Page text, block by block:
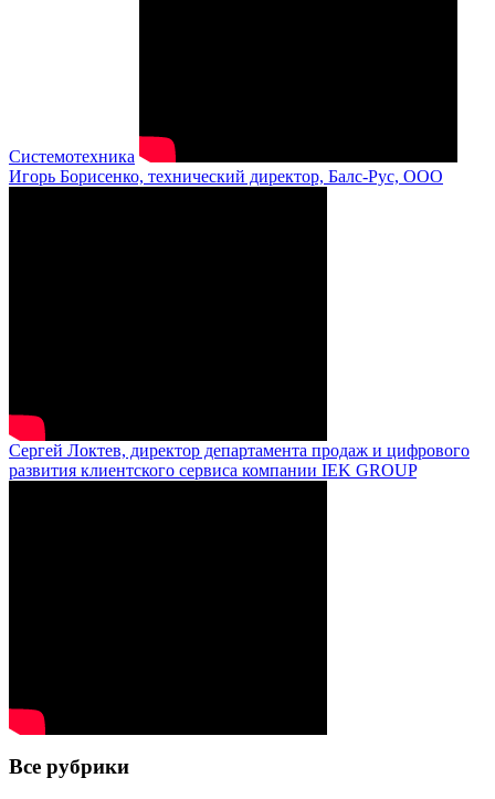
Системотехника
Игорь Борисенко, технический директор, Балс-Рус, ООО
Сергей Локтев, директор департамента продаж и цифрового
развития клиентского сервиса компании IEK GROUP
Все рубрики